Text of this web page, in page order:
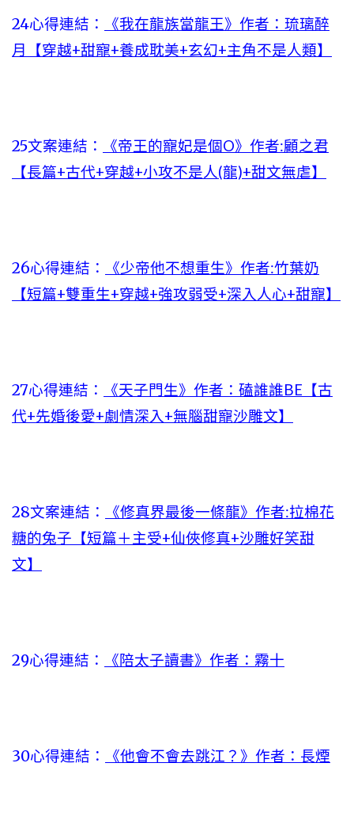
24心得連結：
《我在龍族當龍王》作者：琉璃醉
月【穿越+甜寵+養成耽美+玄幻+主角不是人類】
25文案連結：
《帝王的寵妃是個O》作者:顧之君
【長篇+古代+穿越+小攻不是人(龍)+甜文無虐】
26心得連結：
《少帝他不想重生》作者:竹葉奶
【短篇+雙重生+穿越+強攻弱受+深入人心+甜寵】
27心得連結：
《天子門生》作者：磕誰誰BE【古
代+先婚後愛+劇情深入+無腦甜寵沙雕文】
28文案連結：
《修真界最後一條龍》作者:拉棉花
糖的兔子【短篇＋主受+仙俠修真+沙雕好笑甜
文】
29心得連結： 《陪太子讀書》作者：霧十
30心得連結： 《他會不會去跳江？》作者：長煙